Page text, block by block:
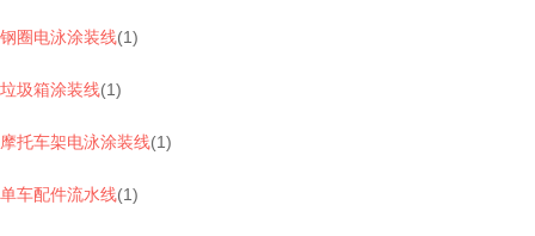
钢圈电泳涂装线(1)
垃圾箱涂装线(1)
摩托车架电泳涂装线(1)
单车配件流水线(1)